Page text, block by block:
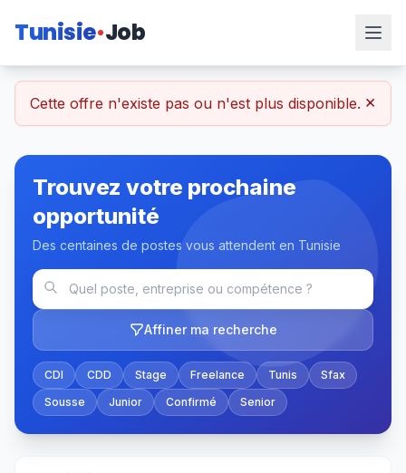
Tunisie Job
Cette offre n'existe pas ou n'est plus disponible. ×
Trouvez votre prochaine
opportunité
Des centaines de postes vous attendent en Tunisie
Affiner ma recherche
CDI CDD Stage Freelance Tunis
Sfax
Sousse
Junior Confirmé Senior